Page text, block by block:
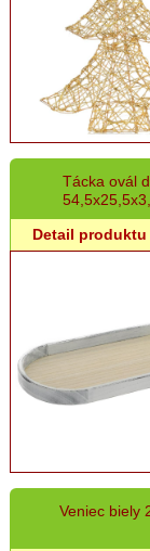
Tácka ovál
Detail
Veniec biely